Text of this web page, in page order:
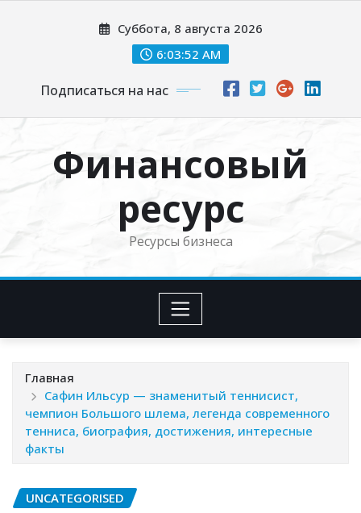
Суббота, 8 августа 2026
6:03:53 AM
Подписаться на нас
Финансовый
ресурс
Ресурсы бизнеса
Главная
Сафин Ильсур — знаменитый теннисист,
чемпион Большого шлема, легенда современного
тенниса, биография, достижения, интересные
факты
UNCATEGORISED